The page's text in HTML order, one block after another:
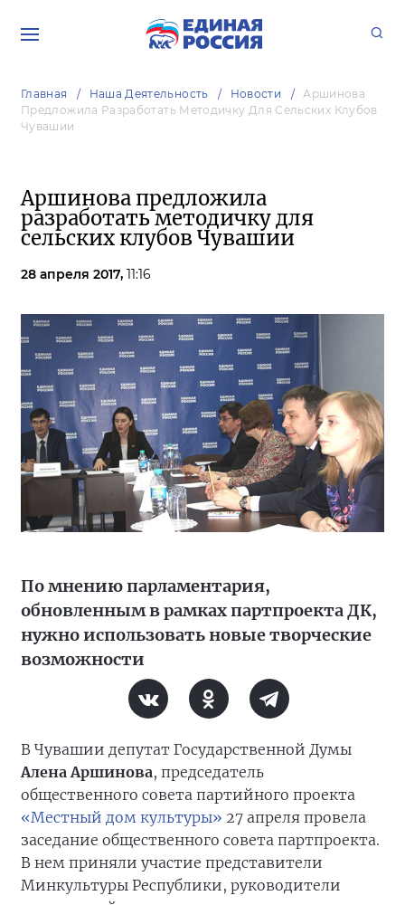
Главная Наша Деятельность Новости
Аршинова
Предложила Разработать Методичку Для Сельских Клубов
Чувашии
Аршинова предложила
разработать методичку для
сельских клубов Чувашии
28 апреля 2017, 11:16
По мнению парламентария,
обновленным в рамках партпроекта ДК,
нужно использовать новые творческие
возможности
В Чувашии депутат Государственной Думы
Алена Аршинова, председатель
общественного совета партийного проекта
«Местный дом культуры» 27 апреля провела
заседание общественного совета партпроекта.
В нем приняли участие представители
Минкультуры Республики, руководители